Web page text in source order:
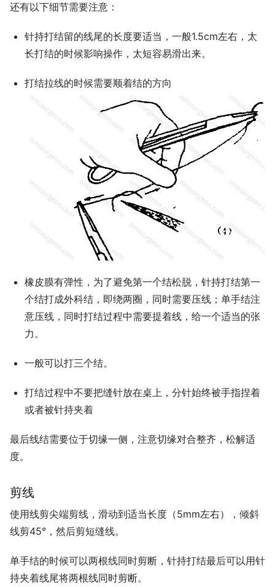
还有以下细节需要注意：
针持打结留的线尾的长度要适当，一般1.5cm左右，太
长打结的时候影响操作，太短容易滑出来。
打结拉线的时候需要顺着结的方向
橡皮膜有弹性，为了避免第一个结松脱，针持打结第一
个结打成外科结，即绕两圈，同时需要压线；单手结注
意压线，同时打结过程中需要提着线，给一个适当的张
力。
一般可以打三个结。
打结过程中不要把缝针放在桌上，分针始终被手指捏着
或者被针持夹着
最后线结需要位于切缘一侧，注意切缘对合整齐，松解适
度。
剪线
使用线剪尖端剪线，滑动到适当长度（5mm左右），倾斜
线剪45°，然后剪短缝线。
单手结的时候可以两根线同时剪断，针持打结最后可以用针
持夹着线尾将两根线同时剪断。